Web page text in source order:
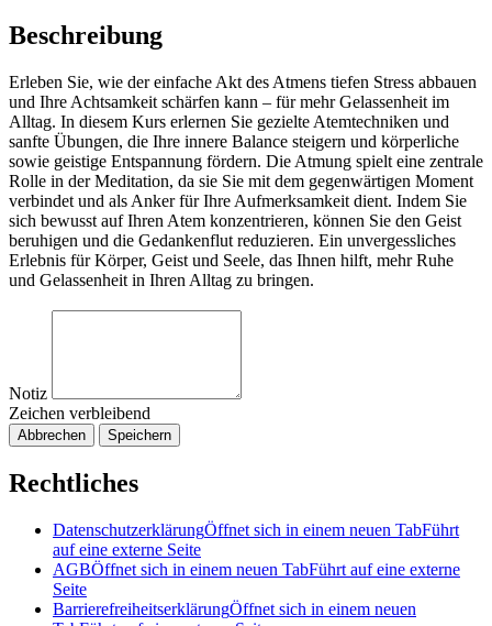
Beschreibung
Erleben Sie, wie der einfache Akt des Atmens tiefen Stress abbauen
und Ihre Achtsamkeit schärfen kann – für mehr Gelassenheit im
Alltag. In diesem Kurs erlernen Sie gezielte Atemtechniken und
sanfte Übungen, die Ihre innere Balance steigern und körperliche
sowie geistige Entspannung fördern. Die Atmung spielt eine zentrale
Rolle in der Meditation, da sie Sie mit dem gegenwärtigen Moment
verbindet und als Anker für Ihre Aufmerksamkeit dient. Indem Sie
sich bewusst auf Ihren Atem konzentrieren, können Sie den Geist
beruhigen und die Gedankenflut reduzieren. Ein unvergessliches
Erlebnis für Körper, Geist und Seele, das Ihnen hilft, mehr Ruhe
und Gelassenheit in Ihren Alltag zu bringen.
Notiz
Zeichen verbleibend
Abbrechen Speichern
Rechtliches
DatenschutzerklärungÖffnet sich in einem neuen TabFührt
auf eine externe Seite
AGBÖffnet sich in einem neuen TabFührt auf eine externe
Seite
BarrierefreiheitserklärungÖffnet sich in einem neuen